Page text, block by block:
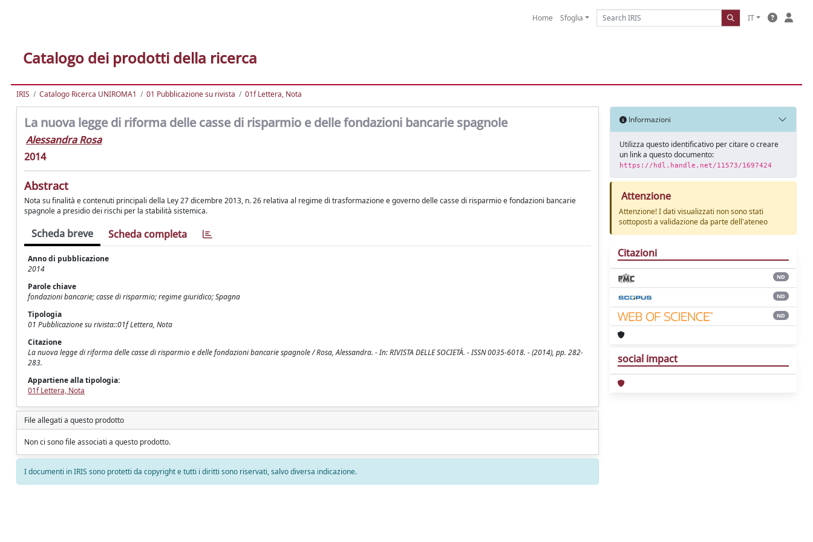
Home Sfoglia IT
Catalogo dei prodotti della ricerca
IRIS Catalogo Ricerca UNIROMA1 01 Pubblicazione su rivista 01f Lettera, Nota
La nuova legge di riforma delle casse di risparmio e delle fondazioni bancarie spagnole
Alessandra Rosa
2014
Abstract
Nota su finalità e contenuti principali della Ley 27 dicembre 2013, n. 26 relativa al regime di trasformazione e governo delle casse di risparmio e fondazioni bancarie
spagnole a presidio dei rischi per la stabilità sistemica.
Scheda breve Scheda completa
Anno di pubblicazione
2014
Parole chiave
fondazioni bancarie; casse di risparmio; regime giuridico; Spagna
Tipologia
01 Pubblicazione su rivista::01f Lettera, Nota
Citazione
La nuova legge di riforma delle casse di risparmio e delle fondazioni bancarie spagnole / Rosa, Alessandra. - In: RIVISTA DELLE SOCIETÀ. - ISSN 0035-6018. - (2014), pp. 282-
283.
Appartiene alla tipologia:
01f Lettera, Nota
File allegati a questo prodotto
Non ci sono file associati a questo prodotto.
I documenti in IRIS sono protetti da copyright e tutti i diritti sono riservati, salvo diversa indicazione.
Informazioni
Utilizza questo identificativo per citare o creare
un link a questo documento:
https://hdl.handle.net/11573/1697424
Attenzione
Attenzione! I dati visualizzati non sono stati
sottoposti a validazione da parte dell'ateneo
Citazioni
ND
ND
ND
social impact